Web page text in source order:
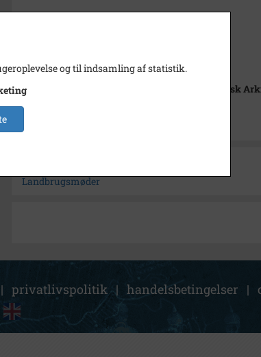
Fotograf
Kalundborg Folkeblad
Se på kort
Arkiv
Hvidebæk Lokalhistorisk
Landbrugsmøder
| privatlivspolitik | handelsbetingelser |
og til indsamling af statistik.